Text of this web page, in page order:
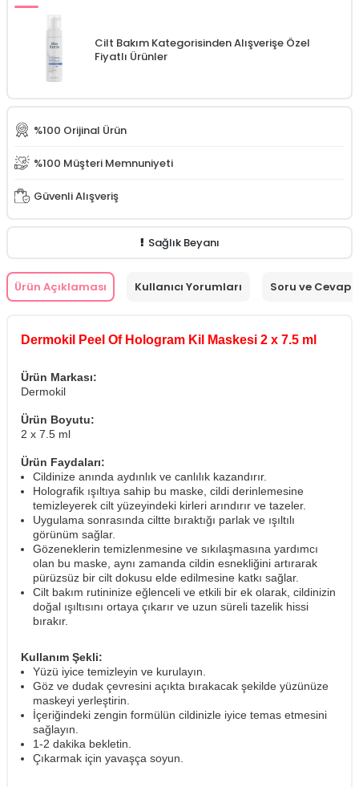
Cilt Bakım Kategorisinden Alışverişe Özel
Fiyatlı Ürünler
%100 Orijinal Ürün
%100 Müşteri Memnuniyeti
Güvenli Alışveriş
Sağlık Beyanı
Ürün Açıklaması Kullanıcı Yorumları Soru ve Cevap
Dermokil Peel Of Hologram Kil Maskesi 2 x 7.5 ml
Ürün Markası:
Dermokil
Ürün Boyutu:
2 x 7.5 ml
Ürün Faydaları:
Cildinize anında aydınlık ve canlılık kazandırır.
Holografik ışıltıya sahip bu maske, cildi derinlemesine
temizleyerek cilt yüzeyindeki kirleri arındırır ve tazeler.
Uygulama sonrasında ciltte bıraktığı parlak ve ışıltılı
görünüm sağlar.
Gözeneklerin temizlenmesine ve sıkılaşmasına yardımcı
olan bu maske, aynı zamanda cildin esnekliğini artırarak
pürüzsüz bir cilt dokusu elde edilmesine katkı sağlar.
Cilt bakım rutininize eğlenceli ve etkili bir ek olarak, cildinizin
doğal ışıltısını ortaya çıkarır ve uzun süreli tazelik hissi
bırakır.
Kullanım Şekli:
Yüzü iyice temizleyin ve kurulayın.
Göz ve dudak çevresini açıkta bırakacak şekilde yüzünüze
maskeyi yerleştirin.
İçeriğindeki zengin formülün cildinizle iyice temas etmesini
sağlayın.
1-2 dakika bekletin.
Çıkarmak için yavaşça soyun.